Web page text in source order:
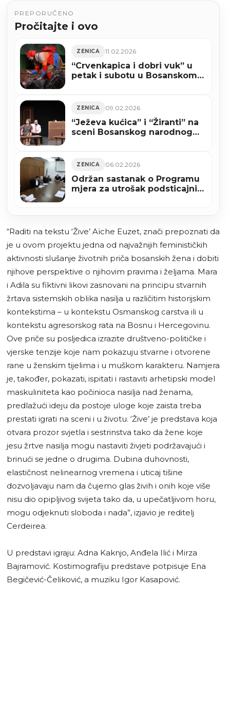
PREPORUČENO
Pročitajte i ovo
ZENICA 11.02.2026
“Crvenkapica i dobri vuk” u
petak i subotu u Bosanskom
ZENICA 09.02.2026
“Ježeva kućica” i “Žiranti” na
sceni Bosanskog narodnog
ZENICA 06.02.2026
Održan sastanak o Programu
mjera za utrošak podsticajnih
“Raditi na tekstu ‘Žive’ Aïche Euzet, znači prepoznati da
je u ovom projektu jedna od najvažnijih feminističkih
aktivnosti slušanje životnih priča bosanskih žena i dobiti
njihove perspektive o njihovim pravima i željama. Mara
i Adila su fiktivni likovi zasnovani na principu stvarnih
žrtava sistemskih oblika nasilja u različitim historijskim
kontekstima – u kontekstu Osmanskog carstva ili u
kontekstu agresorskog rata na Bosnu i Hercegovinu.
Ove priče su posljedica izrazite društveno-političke i
vjerske tenzije koje nam pokazuju stvarne i otvorene
rane u ženskim tijelima i u muškom karakteru. Namjera
je, također, pokazati, ispitati i rastaviti arhetipski model
maskuliniteta kao počinioca nasilja nad ženama,
predlažući ideju da postoje uloge koje zaista treba
prestati igrati na sceni i u životu. ‘Žive’ je predstava koja
otvara prozor svjetla i sestrinstva tako da žene koje
jesu žrtve nasilja mogu nastaviti živjeti podržavajući i
brinući se jedne o drugima. Dubina duhovnosti,
elastičnost nelinearnog vremena i uticaj tišine
dozvoljavaju nam da čujemo glas živih i onih koje više
nisu dio opipljivog svijeta tako da, u upečatljivom horu,
mogu odjeknuti sloboda i nada”, izjavio je reditelj
Cerdeirea.
U predstavi igraju: Adna Kaknjo, Anđela Ilić i Mirza
Bajramović. Kostimografiju predstave potpisuje Ena
Begičević-Čeliković, a muziku Igor Kasapović.